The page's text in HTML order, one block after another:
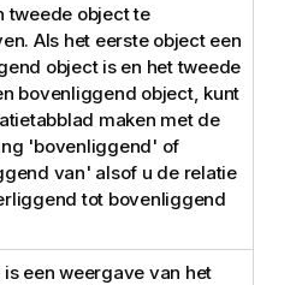
tweede object te
Als het eerste object een
object is en het tweede
bovenliggend object, kunt
maken met de
'bovenliggend' of
van' alsof u de relatie
tot bovenliggend
is een weergave van het